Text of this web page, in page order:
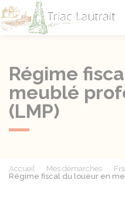
Régime
meublé
(LMP)
Accueil Mes démarches
Régime fiscal du loueur en